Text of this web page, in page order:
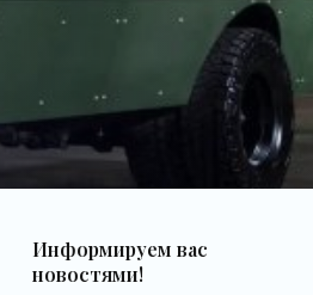
Информируем вас
новостями!